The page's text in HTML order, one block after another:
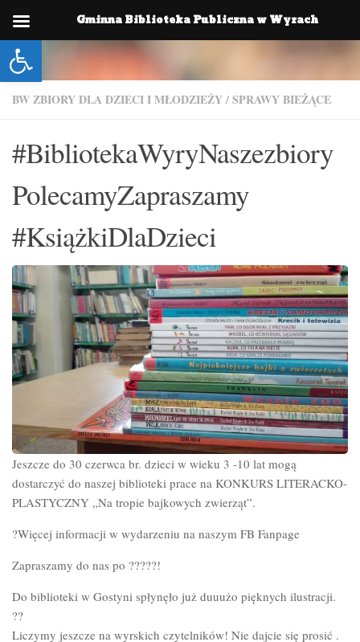
Otwórz pasek narzędzi
Skip to content
BW ZBIORY DLA DZIECI I MŁODZIEŻY/SPRAWY BIEŻĄCE
#BibliotekaWyryNaszezbiory
PolecamyZapraszamy
#KsiążkiDlaDzieci
Jeszcze do 30 czerwca br. dzieci w wieku 3 -10 lat mogą
dostarczyć do naszej biblioteki prace na KONKURS LITERACKO-
PLASTYCZNY „Na tropie bajkowych zwierząt”.
?Więcej informacji w wydarzeniu na naszym FB Fanpage
Zapraszamy do nas po ?????!
Do biblioteki w Gostyni spłynęło już duuużo pięknych ilustracji.
??
Liczymy jeszcze na wyrskich czytelników! Nie dajcie się prosić .
Gminna Biblioteka Publiczna w Wyrach